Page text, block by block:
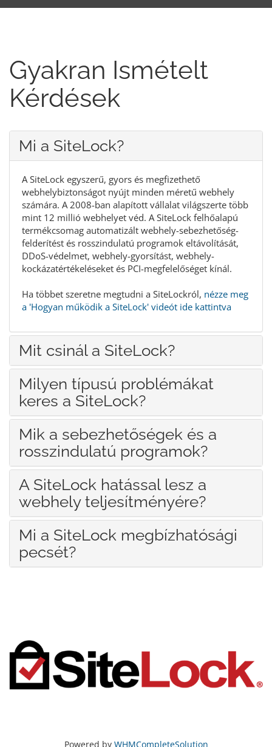
Gyakran Ismételt
Kérdések
Mi a SiteLock?
A SiteLock egyszerű, gyors és megfizethető
webhelybiztonságot nyújt minden méretű webhely
számára. A 2008-ban alapított vállalat világszerte több
mint 12 millió webhelyet véd. A SiteLock felhőalapú
termékcsomag automatizált webhely-sebezhetőség-
felderítést és rosszindulatú programok eltávolítását,
DDoS-védelmet, webhely-gyorsítást, webhely-
kockázatértékeléseket és PCI-megfelelőséget kínál.
Ha többet szeretne megtudni a SiteLockról, nézze meg
a 'Hogyan működik a SiteLock' videót ide kattintva
Mit csinál a SiteLock?
Milyen típusú problémákat
keres a SiteLock?
Mik a sebezhetőségek és a
rosszindulatú programok?
A SiteLock hatással lesz a
webhely teljesítményére?
Mi a SiteLock megbízhatósági
pecsét?
Powered by WHMCompleteSolution